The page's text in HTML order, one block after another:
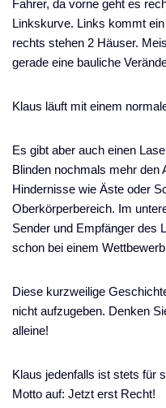
Fahrer, da vorne geht es
Linkskurve. Links kommt
rechts stehen 2 Häuser.
gerade eine bauliche
Klaus läuft mit einem
Es gibt aber auch einen
Blinden nochmals mehr den
Hindernisse wie Äste oder
Oberkörperbereich. Im
Sender und Empfänger des
schon bei einem
Diese kurzweilige
nicht aufzugeben. Denken
alleine!
Klaus jedenfalls ist stets für
Motto auf: Jetzt erst Recht!